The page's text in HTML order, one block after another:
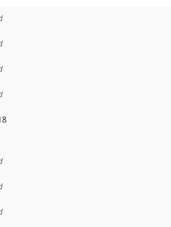
dataset was first released. It may have